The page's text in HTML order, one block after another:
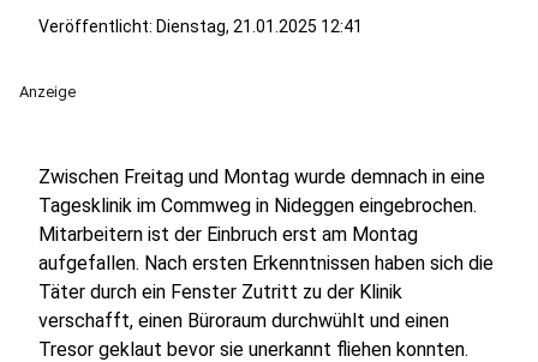
Veröffentlicht: Dienstag, 21.01.2025 12:41
Anzeige
Zwischen Freitag und Montag wurde demnach in eine
Tagesklinik im Commweg in Nideggen eingebrochen.
Mitarbeitern ist der Einbruch erst am Montag
aufgefallen. Nach ersten Erkenntnissen haben sich die
Täter durch ein Fenster Zutritt zu der Klinik
verschafft, einen Büroraum durchwühlt und einen
Tresor geklaut bevor sie unerkannt fliehen konnten.